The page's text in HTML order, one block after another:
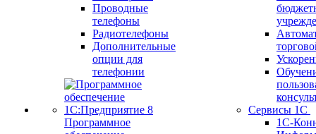
Проводные
телефоны
Радиотелефоны
Дополнительные
опции для
телефонии
Программное
Сервисы 1С
1С-